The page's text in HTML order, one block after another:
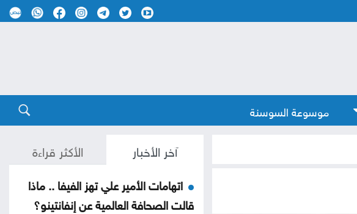
موسوعة السوسنة
آخر الأخبار الأكثر قراءة
اتهامات الأمير علي تهز الفيفا .. ماذا
قالت الصحافة العالمية عن إنفانتينو؟